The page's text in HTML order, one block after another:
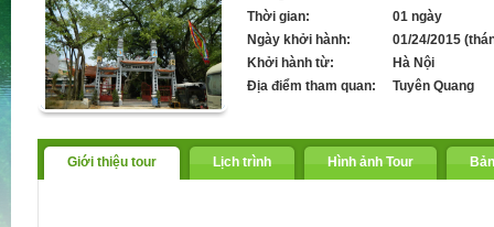
Thời gian:
01 ngày
Ngày khởi hành:
01/24/2015
Khởi hành từ:
Hà Nội
Địa điểm tham quan:
Tuyên Quang
Giới thiệu tour Lịch trình Hình ảnh Tour